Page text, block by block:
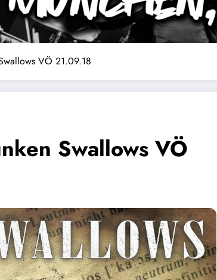
VÖ 21.09.18
Swallows VÖ